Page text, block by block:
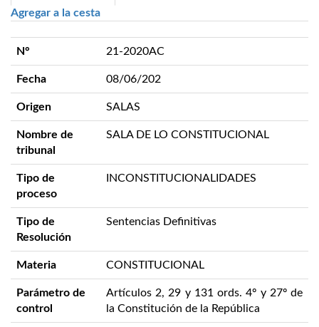
Agregar a la cesta
N° 21-2020AC
Fecha 08/06/202
Origen SALAS
Nombre de
tribunal
SALA DE LO CONSTITUCIONAL
Tipo de
proceso
INCONSTITUCIONALIDADES
Tipo de
Resolución
Sentencias Definitivas
Materia CONSTITUCIONAL
Parámetro de
control
Artículos 2, 29 y 131 ords. 4º y 27º de
la Constitución de la República